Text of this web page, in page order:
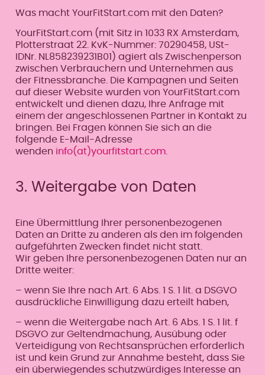
Was macht YourFitStart.com mit den Daten?
YourFitStart.com (mit Sitz in 1033 RX Amsterdam,
Plotterstraat 22. KvK-Nummer: 70290458, USt-
IDNr. NL858239231B01) agiert als Zwischenperson
zwischen Verbrauchern und Unternehmen aus
der Fitnessbranche. Die Kampagnen und Seiten
auf dieser Website wurden von YourFitStart.com
entwickelt und dienen dazu, Ihre Anfrage mit
einem der angeschlossenen Partner in Kontakt zu
bringen. Bei Fragen können Sie sich an die
folgende E-Mail-Adresse
wenden info(at)yourfitstart.com.
3. Weitergabe von Daten
Eine Übermittlung Ihrer personenbezogenen
Daten an Dritte zu anderen als den im folgenden
aufgeführten Zwecken findet nicht statt.
Wir geben Ihre personenbezogenen Daten nur an
Dritte weiter:
– wenn Sie Ihre nach Art. 6 Abs. 1 S. 1 lit. a DSGVO
ausdrückliche Einwilligung dazu erteilt haben,
– wenn die Weitergabe nach Art. 6 Abs. 1 S. 1 lit. f
DSGVO zur Geltendmachung, Ausübung oder
Verteidigung von Rechtsansprüchen erforderlich
ist und kein Grund zur Annahme besteht, dass Sie
ein überwiegendes schutzwürdiges Interesse an